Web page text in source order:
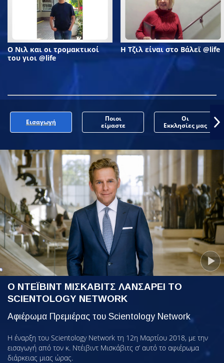
Ο Νιλ και οι τρομακτικοί
του γιοι @life
Η Τζιλ είναι στο Βάλεϊ @life
Εισαγωγή
Ποιοι
είμαστε
Οι
Εκκλησίες μας
Ο ΝΤΕΪΒΙΝΤ ΜΙΣΚΑΒΙΤΣ ΛΑΝΣΑΡΕΙ ΤΟ
SCIENTOLOGY NETWORK
Αφιέρωμα Πρεμιέρας του Scientology Network
Η έναρξη του Scientology Network τη 12η Μαρτίου 2018, με την
εισαγωγή από τον κ. Ντέιβιντ Μισκάβιτς σ’ αυτό το αφιέρωμα
διάρκειας μιας ώρας.